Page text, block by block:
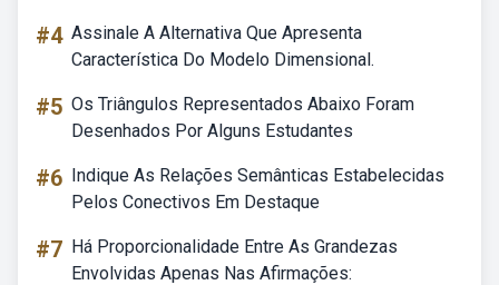
#4 Assinale A Alternativa Que Apresenta
Característica Do Modelo Dimensional.
#5 Os Triângulos Representados Abaixo Foram
Desenhados Por Alguns Estudantes
#6 Indique As Relações Semânticas Estabelecidas
Pelos Conectivos Em Destaque
#7 Há Proporcionalidade Entre As Grandezas
Envolvidas Apenas Nas Afirmações: